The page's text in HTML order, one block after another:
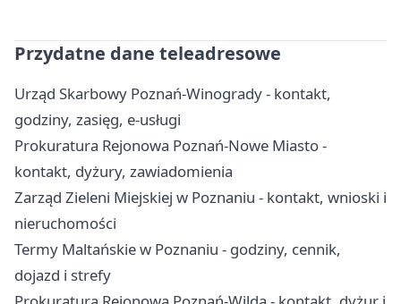
Przydatne dane teleadresowe
Urząd Skarbowy Poznań-Winogrady - kontakt,
godziny, zasięg, e-usługi
Prokuratura Rejonowa Poznań-Nowe Miasto -
kontakt, dyżury, zawiadomienia
Zarząd Zieleni Miejskiej w Poznaniu - kontakt, wnioski i
nieruchomości
Termy Maltańskie w Poznaniu - godziny, cennik,
dojazd i strefy